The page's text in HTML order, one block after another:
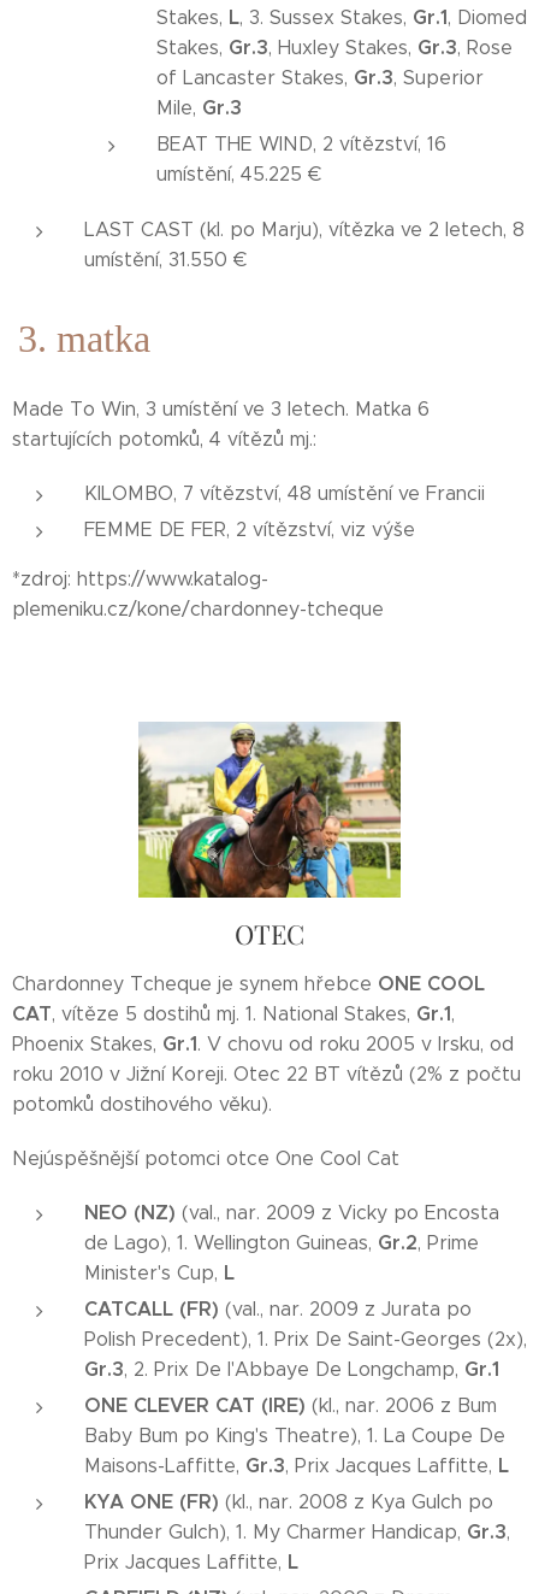
Stakes, L, 3. Sussex Stakes, Gr.1, Diomed
Stakes, Gr.3, Huxley Stakes, Gr.3, Rose
of Lancaster Stakes, Gr.3, Superior
Mile, Gr.3
BEAT THE WIND, 2 vítězství, 16
umístění, 45.225 €
LAST CAST (kl. po Marju), vítězka ve 2 letech, 8
umístění, 31.550 €
3. matka
Made To Win, 3 umístění ve 3 letech. Matka 6
startujících potomků, 4 vítězů mj.:
KILOMBO, 7 vítězství, 48 umístění ve Francii
FEMME DE FER, 2 vítězství, viz výše
*zdroj: https://www.katalog-
plemeniku.cz/kone/chardonney-tcheque
OTEC
Chardonney Tcheque je synem hřebce ONE COOL
CAT, vítěze 5 dostihů mj. 1. National Stakes, Gr.1,
Phoenix Stakes, Gr.1. V chovu od roku 2005 v Irsku, od
roku 2010 v Jižní Koreji. Otec 22 BT vítězů (2% z počtu
potomků dostihového věku).
Nejúspěšnější potomci otce One Cool Cat
NEO (NZ) (val., nar. 2009 z Vicky po Encosta
de Lago), 1. Wellington Guineas, Gr.2, Prime
Minister's Cup, L
CATCALL (FR) (val., nar. 2009 z Jurata po
Polish Precedent), 1. Prix De Saint-Georges (2x),
Gr.3, 2. Prix De l'Abbaye De Longchamp, Gr.1
ONE CLEVER CAT (IRE) (kl., nar. 2006 z Bum
Baby Bum po King's Theatre), 1. La Coupe De
Maisons-Laffitte, Gr.3, Prix Jacques Laffitte, L
KYA ONE (FR) (kl., nar. 2008 z Kya Gulch po
Thunder Gulch), 1. My Charmer Handicap, Gr.3,
Prix Jacques Laffitte, L